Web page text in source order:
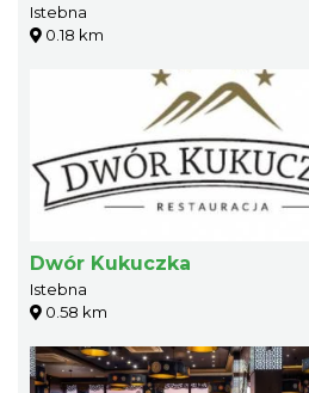
Istebna
0.18 km
Dwór Kukuczka
Istebna
0.58 km